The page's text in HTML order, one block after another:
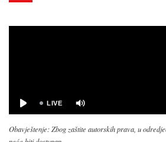
Obavještenje: Zbog zaštite autorskih prava, u